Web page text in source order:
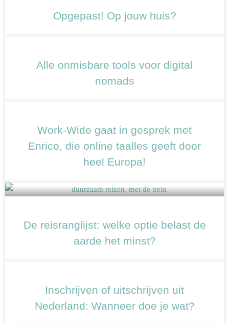
Opgepast! Op jouw huis?
Alle onmisbare tools voor digital
nomads
Work-Wide gaat in gesprek met
Enrico, die online taalles geeft door
heel Europa!
De reisranglijst: welke optie belast de
aarde het minst?
Inschrijven of uitschrijven uit
Nederland: Wanneer doe je wat?